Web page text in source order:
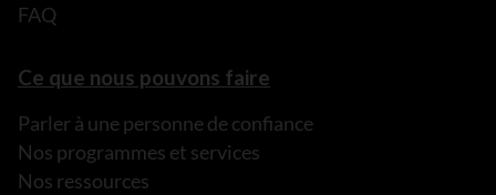
FAQ
Ce que nous pouvons faire
Parler à une personne de confiance
Nos programmes et services
Nos ressources